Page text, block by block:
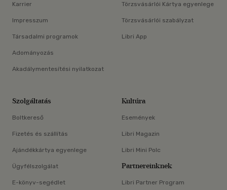
Karrier
Impresszum
Társadalmi programok
Adományozás
Akadálymentesítési nyilatkozat
Törzsvásárlói Kártya egyenlege
Törzsvásárlói szabályzat
Libri App
Szolgáltatás
Boltkereső
Fizetés és szállítás
Ajándékkártya egyenlege
Ügyfélszolgálat
E-könyv-segédlet
Kultúra
Események
Libri Magazin
Libri Mini Polc
Partnereinknek
Libri Partner Program